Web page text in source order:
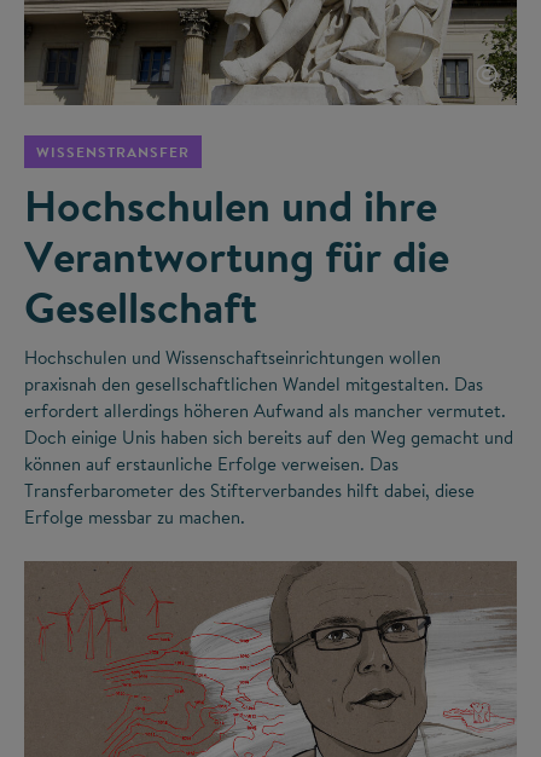
©
WISSENSTRANSFER
Hochschulen und ihre
Verantwortung für die
Gesellschaft
Hochschulen und Wissenschaftseinrichtungen wollen
praxisnah den gesellschaftlichen Wandel mitgestalten. Das
erfordert allerdings höheren Aufwand als mancher vermutet.
Doch einige Unis haben sich bereits auf den Weg gemacht und
können auf erstaunliche Erfolge verweisen. Das
Transferbarometer des Stifterverbandes hilft dabei, diese
Erfolge messbar zu machen.